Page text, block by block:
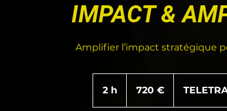
IMPACT &
Amplifier l’impact stratégique
2 h
h
720 €